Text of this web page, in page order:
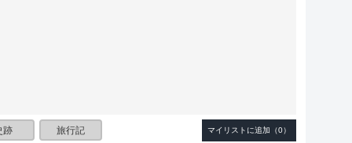
跡 旅行記